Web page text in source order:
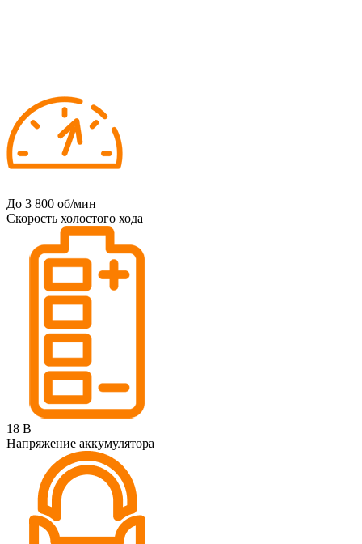
До 3 800 об/мин
Скорость холостого хода
18 В
Напряжение аккумулятора